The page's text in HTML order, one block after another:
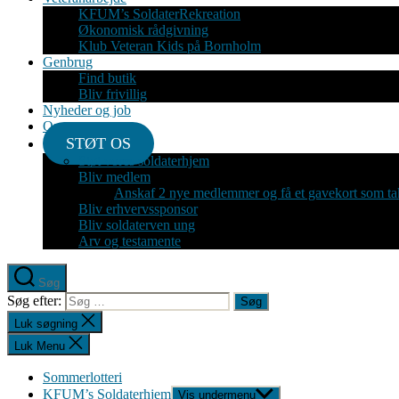
KFUM’s SoldaterRekreation
Økonomisk rådgivning
Klub Veteran Kids på Bornholm
Genbrug
Find butik
Bliv frivillig
Nyheder og job
Om
STØT OS
Støt vores soldaterhjem
Bliv medlem
Anskaf 2 nye medlemmer og få et gavekort som
Bliv erhvervssponsor
Bliv soldaterven ung
Arv og testamente
Søg
Søg efter:
Luk søgning
Luk Menu
Sommerlotteri
KFUM’s Soldaterhjem Vis undermenu